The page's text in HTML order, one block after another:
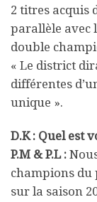
2 titres acquis
parallèle avec
double
« Le district
différentes
unique ».
D.K : Quel est
P.M & P.L :
champions du
sur la saison